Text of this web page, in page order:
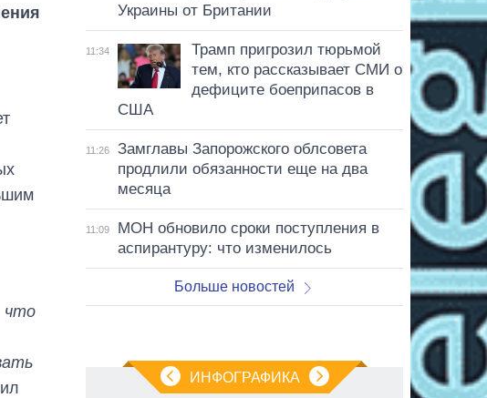
что
Украины от Британии
11:34
Трамп пригрозил тюрьмой
тем, кто рассказывает СМИ о
дефиците боеприпасов в
США
11:26
Замглавы Запорожского облсовета
продлили обязанности еще на два
месяца
11:09
МОН обновило сроки поступления в
аспирантуру: что изменилось
Больше новостей
ИНФОГРАФИКА